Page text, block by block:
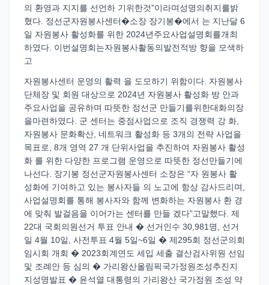
의 환영과 지지를 선언하 기위한것”이라며성명의취지를밝
혔다. 정선군자원봉사센터�소장 장기봉�에서 는 지난달 6
일 자원봉사 활성화를 위한 2024년주요사업설명회를개최
하였다. 이번설명회는자원봉사활동의발전적방 향을 모색하
고
자원봉사센터 운영의 활력 을 도모하기 위함이다. 자원봉사
단체장 및 회원 대상으로 2024년 자원봉사 활성화 방 안과
주요사업을 공유하며 따뜻한 정선군 만들기를위한대화의장
을마련하였다. 군 센터는 중점사업으로 조직 경쟁력 강 화,
자원봉사 문화확산, 네트워크 활성화 등 3개의 전략 사업을
목표로, 8개 영역 27 개 단위사업을 추진하여 자원봉사 활성
화 를 위한 다양한 프로그램 운영으로 따뜻한 정선만들기에
나선다. 장기봉 정선군자원봉사센터 소장은 “자 원봉사 활
성화에 기여하고 있는 봉사자들 의 노고에 항상 감사드리며,
사업설명회를 통해 봉사자와 함께 변화하는 자원봉사 환 경
에 맞춰 발걸음을 이어가는 센터를 만들 겠다”고말했다. 제
22대 국회의원선거 투표 안내 � 선거인수 30,981명, 선거
일 4월 10일, 사전투표 4월 5일~6일 � 제295회 정선군의회
임시회 개회 � 2023회계연도 세입 세출 결산검사위원 선임
및 조례안 등 심의 � 가리왕산올림픽국가정원조성추진지
지성명발표 � 윤석열 대통령의 가리왕산 국가정원 조성 약